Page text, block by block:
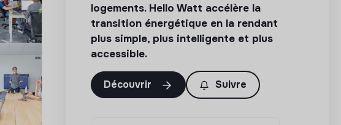
logements. Hello Watt accélère la
transition énergétique en la rendant
plus simple, plus intelligente et plus
accessible.
Découvrir Suivre